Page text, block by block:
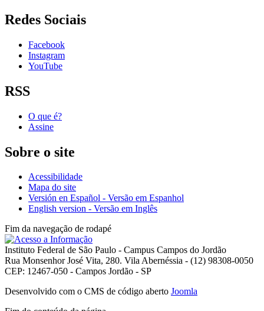
Redes Sociais
Facebook
Instagram
YouTube
RSS
O que é?
Assine
Sobre o site
Acessibilidade
Mapa do site
Versión en Español - Versão em Espanhol
English version - Versão em Inglês
Fim da navegação de rodapé
Instituto Federal de São Paulo - Campus Campos do Jordão
Rua Monsenhor José Vita, 280. Vila Abernéssia - (12) 98308-0050
CEP: 12467-050 - Campos Jordão - SP
Desenvolvido com o CMS de código aberto Joomla